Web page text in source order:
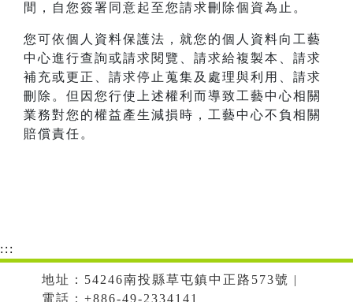
間，自您簽署同意起至您請求刪除個資為止。
您可依個人資料保護法，就您的個人資料向工藝
中心進行查詢或請求閱覽、請求給複製本、請求
補充或更正、請求停止蒐集及處理與利用、請求
刪除。但因您行使上述權利而導致工藝中心相關
業務對您的權益產生減損時，工藝中心不負相關
賠償責任。
:::
地址：54246南投縣草屯鎮中正路573號 |
電話：+886-49-2334141